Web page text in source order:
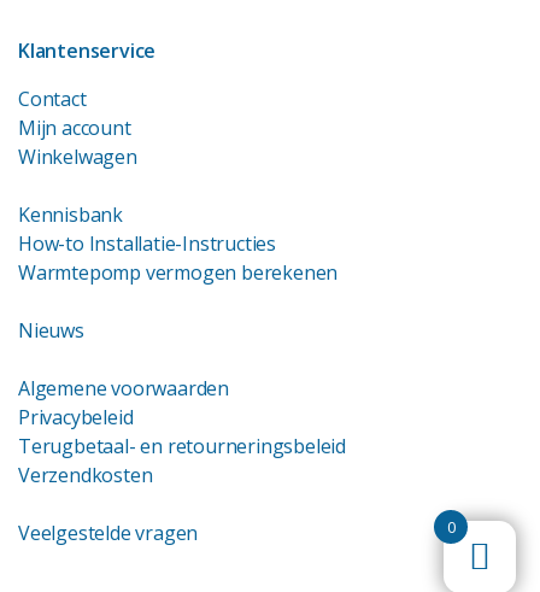
Klantenservice
Contact
Mijn account
Winkelwagen
Kennisbank
How-to Installatie-Instructies
Warmtepomp vermogen berekenen
Nieuws
Algemene voorwaarden
Privacybeleid
Terugbetaal- en retourneringsbeleid
Verzendkosten
Veelgestelde vragen 0